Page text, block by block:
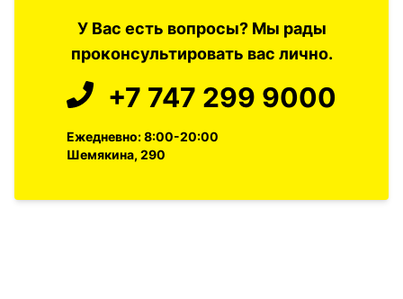
У Вас есть вопросы? Мы рады
проконсультировать вас лично.
+7 747 299 9000
Ежедневно: 8:00-20:00
Шемякина, 290